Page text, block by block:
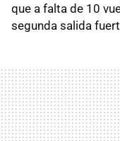
que a falta de 10
segunda salida